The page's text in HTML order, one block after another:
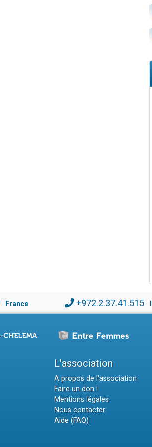
France +972.2.37.41.515
L'association
A propos de l'association
Faire un don !
Mentions légales
Nous contacter
Aide (FAQ)